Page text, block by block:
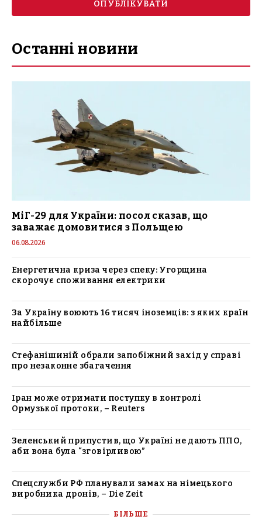
Останні новини
МіГ-29 для України: посол сказав, що
заважає домовитися з Польщею
06.08.2026
Енергетична криза через спеку: Угорщина
скорочує споживання електрики
За Україну воюють 16 тисяч іноземців: з яких країн
найбільше
Стефанішиній обрали запобіжний захід у справі
про незаконне збагачення
Іран може отримати поступку в контролі
Ормузької протоки, – Reuters
Зеленський припустив, що Україні не дають ППО,
аби вона була “зговірливою”
Спецслужби РФ планували замах на німецького
виробника дронів, – Die Zeit
БІЛЬШЕ